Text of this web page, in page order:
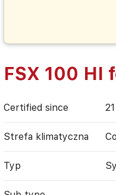
FSX 100 HI
Certified since
Strefa klimatyczna
Typ